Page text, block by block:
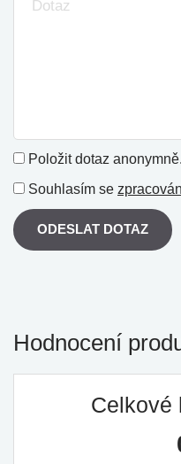
Položit dotaz anonymně.
Souhlasím se
ODESLAT DOTAZ
Hodnocení
Celkové